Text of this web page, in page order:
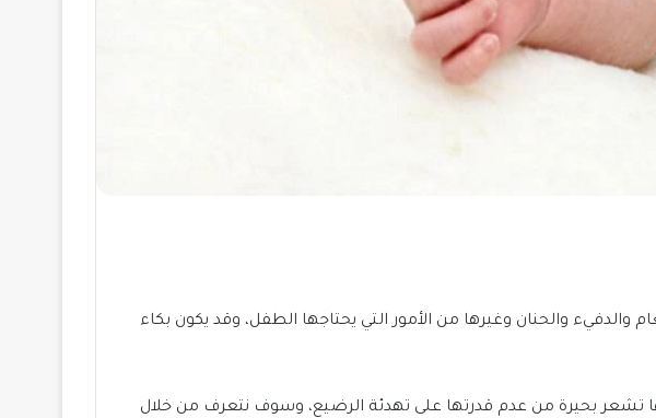
والدفيء والحنان وغيرها من الأمور التي يحتاجها الطفل، وقد يكون بكاء
تشعر بحيرة من عدم قدرتها على تهدئة الرضيع، وسوف نتعرف من خلال